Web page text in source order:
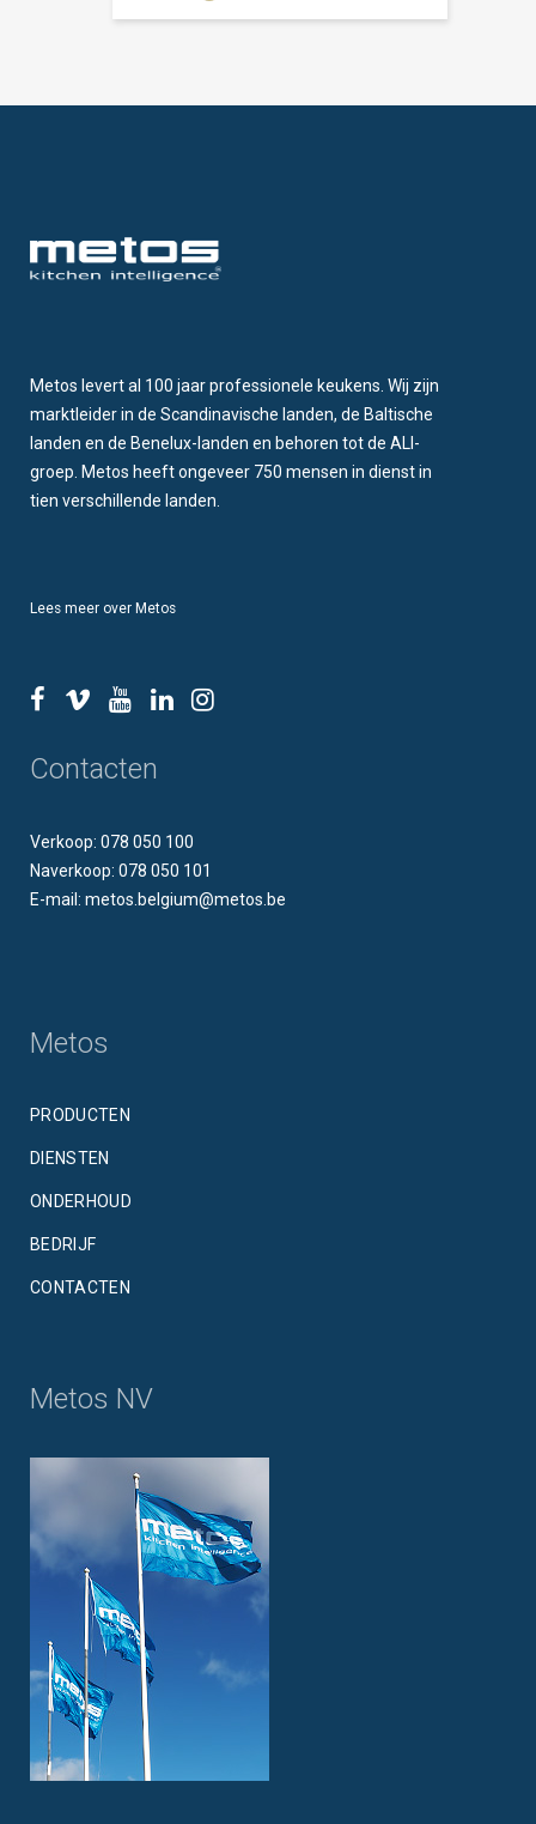
Metos levert al 100 jaar professionele keukens. Wij zijn
marktleider in de Scandinavische landen, de Baltische
landen en de Benelux-landen en behoren tot de ALI-
groep. Metos heeft ongeveer 750 mensen in dienst in
tien verschillende landen.
Lees meer over Metos
Contacten
Verkoop: 078 050 100
Naverkoop: 078 050 101
E-mail: metos.belgium@metos.be
Metos
PRODUCTEN
DIENSTEN
ONDERHOUD
BEDRIJF
CONTACTEN
Metos NV